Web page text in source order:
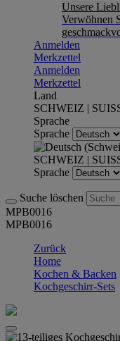
Unsere
Verwöhnen
Anmelden
Merkzettel
Anmelden
Merkzettel
Land
SCHWEIZ |
Sprache
Sprache
SCHWEIZ |
Sprache
Suche löschen
MPB0016
MPB0016
Zurück
Home
Kochen & Backen
Kochgeschirr-Sets